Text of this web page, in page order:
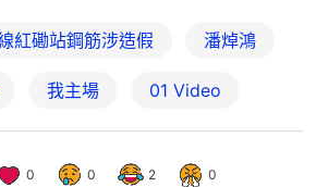
紅磡站鋼筋涉造假 潘焯鴻
我主場 01 Video
0 0 2 0